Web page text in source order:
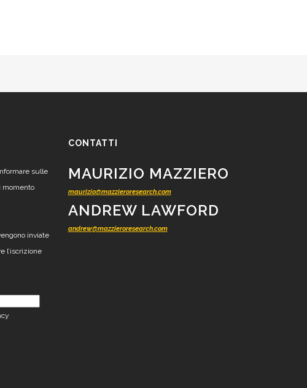
sulle
momento
inviate
l’iscrizione
CONTATTI
MAURIZIO MAZZIERO
maurizio@mazzieroresearch.com
ANDREW LAWFORD
andrew@mazzieroresearch.com